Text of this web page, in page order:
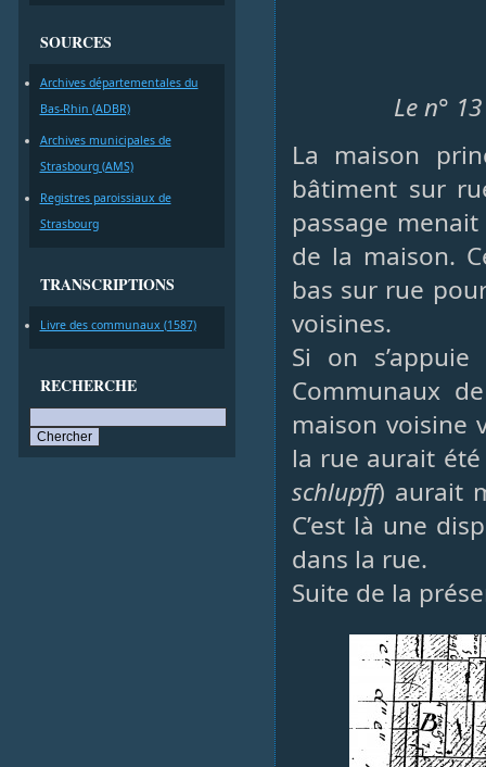
SOURCES
Archives départementales du
Bas-Rhin (ADBR)
Archives municipales de
Strasbourg (AMS)
Registres paroissiaux de
Strasbourg
TRANSCRIPTIONS
Livre des communaux (1587)
RECHERCHE
Le n°
La maison
bâtiment sur
passage
de la maison.
bas sur rue
voisines.
Si on
Communaux
maison voisine
la rue aurait
schlupff) aurait
C’est là une
dans la rue.
Suite de la